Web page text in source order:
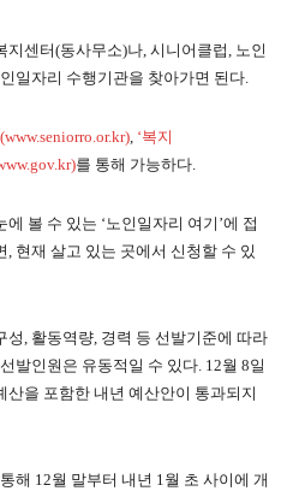
센터(동사무소)나, 시니어클럽, 노인
일자리 수행기관을 찾아가면 된다.
, ‘복지
를 통해 가능하다.
볼 수 있는 ‘노인일자리 여기’에 접
현재 살고 있는 곳에서 신청할 수 있
, 활동역량, 경력 등 선발기준에 따라
발인원은 유동적일 수 있다. 12월 8일
을 포함한 내년 예산안이 통과되지
해 12월 말부터 내년 1월 초 사이에 개